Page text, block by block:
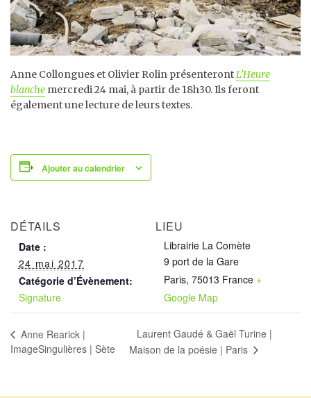
Anne Collongues et Olivier Rolin présenterontL’Heure
blanche mercredi 24 mai, à partir de 18h30. Ils feront
également une lecture de leurs textes.
Ajouter au calendrier
DÉTAILS
Date :
24 mai 2017
Catégorie d’Évènement:
Signature
LIEU
Librairie La Comète
9 port de la Gare
Paris, 75013 France +
Google Map
Anne Rearick |
ImageSingulières | Sète
Laurent Gaudé & Gaël Turine |
Maison de la poésie | Paris